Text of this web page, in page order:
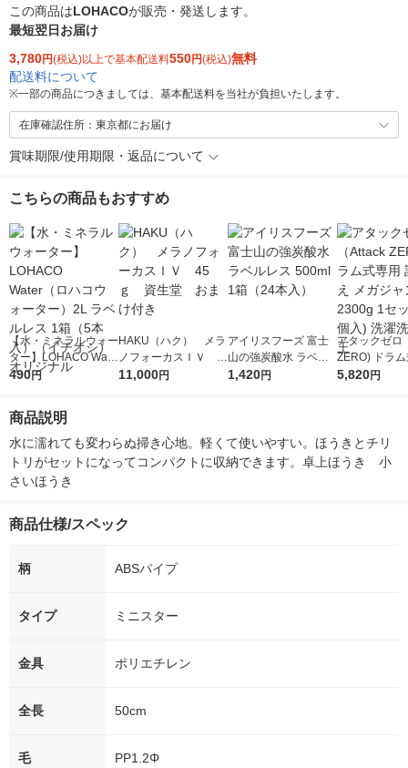
この商品はLOHACOが販売・発送します。
最短翌日お届け
3,780円(税込)以上で基本配送料550円(税込)無料
配送料について
※一部の商品につきましては、基本配送料を当社が負担いたします。
在庫確認住所：東京都にお届け
賞味期限/使用期限・返品について
こちらの商品もおすすめ
【水・ミネラルウォー
ター】LOHACO Wate
r（ロハコウォータ
シ） オリジナル
490円
HAKU（ハク） メラ
ノフォーカスＩＶ 4
5ｇ 資生堂 おまけ
11,000円
アイリスフーズ 富士
山の強炭酸水 ラベル
レス 500ml 1箱（24
1,420円
アタックゼロ
ZERO) ドラ
詰め替え メガ
5,820円
商品説明
水に濡れても変わらぬ掃き心地。軽くて使いやすい。ほうきとチリ
トリがセットになってコンパクトに収納できます。卓上ほうき　小
さいほうき
商品仕様/スペック
柄 ABSパイプ
タイプ ミニスター
金具 ポリエチレン
全長 50cm
毛 PP1.2Φ